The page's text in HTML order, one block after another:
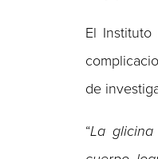
El
de
“La